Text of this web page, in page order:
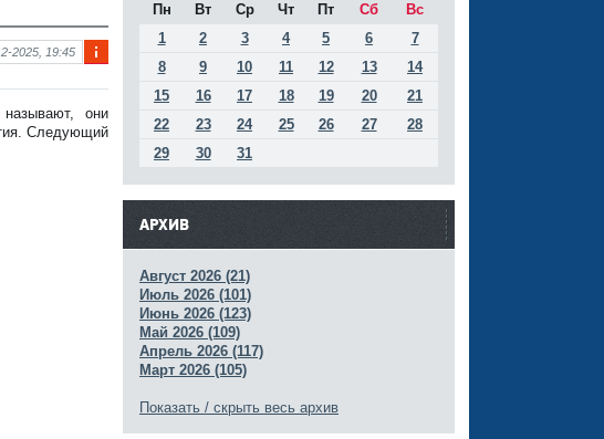
фо
аци
я к
2025, 19:45
они
Следующий
Пн Вт Ср Чт Пт Сб
Вс
1
2 3 4 5 6
7
8
9 10 11 12 13
14
15
16 17 18 19 20
21
22
23 24 25 26 27
28
29
30 31
АРХИВ
Август 2026 (21)
Июль 2026 (101)
Июнь 2026 (123)
Май 2026 (109)
Апрель 2026 (117)
Март 2026 (105)
Показать / скрыть весь архив